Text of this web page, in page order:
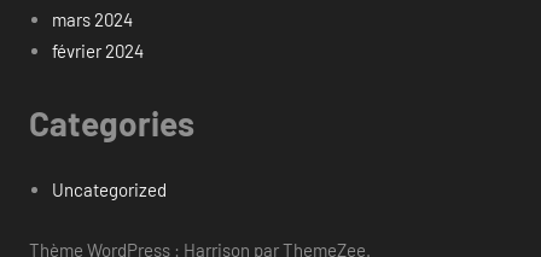
mars 2024
février 2024
Categories
Uncategorized
Thème WordPress : Harrison par ThemeZee.